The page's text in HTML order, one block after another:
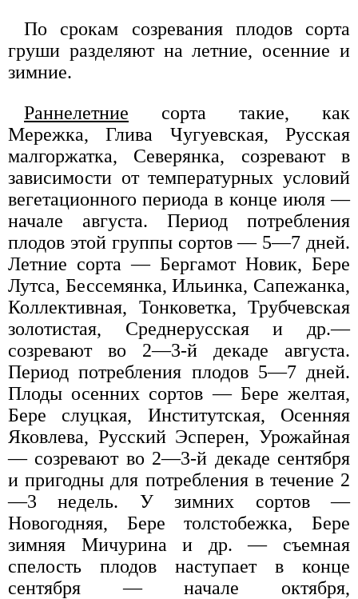
По срокам созревания плодов сорта
груши разделяют на летние, осенние и
зимние.
Раннелетние сорта такие, как
Мережка, Глива Чугуевская, Русская
малгоржатка, Северянка, созревают в
зависимости от температурных условий
вегетационного периода в конце июля —
начале августа. Период потребления
плодов этой группы сортов — 5—7 дней.
Летние сорта — Бергамот Новик, Бере
Лутса, Бессемянка, Ильинка, Сапежанка,
Коллективная, Тонковетка, Трубчевская
золотистая, Среднерусская и др.—
созревают во 2—3-й декаде августа.
Период потребления плодов 5—7 дней.
Плоды осенних сортов — Бере желтая,
Бере слуцкая, Институтская, Осенняя
Яковлева, Русский Эсперен, Урожайная
— созревают во 2—3-й декаде сентября
и пригодны для потребления в течение 2
—3 недель. У зимних сортов —
Новогодняя, Бере толстобежка, Бере
зимняя Мичурина и др. — съемная
спелость плодов наступает в конце
сентября — начале октября,